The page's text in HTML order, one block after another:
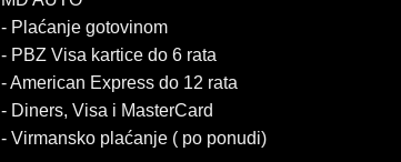
- Plaćanje gotovinom
- PBZ Visa kartice do 6 rata
- American Express do 12 rata
- Diners, Visa i MasterCard
- Virmansko plaćanje ( po ponudi)